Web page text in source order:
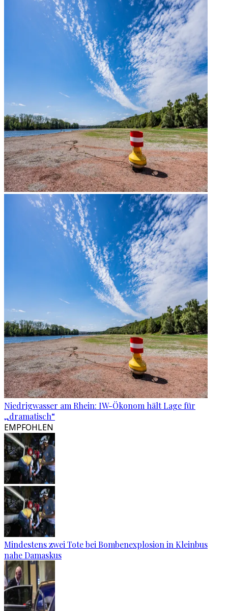
Niedrigwasser am Rhein: IW-Ökonom hält Lage für
„dramatisch“
EMPFOHLEN
Mindestens zwei Tote bei Bombenexplosion in Kleinbus
nahe Damaskus